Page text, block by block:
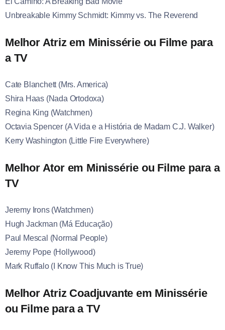
Unbreakable Kimmy Schmidt: Kimmy vs. The Reverend
Melhor Atriz em Minissérie ou Filme para
a TV
Cate Blanchett (Mrs. America)
Shira Haas (Nada Ortodoxa)
Regina King (Watchmen)
Octavia Spencer (A Vida e a História de Madam C.J. Walker)
Kerry Washington (Little Fire Everywhere)
Melhor Ator em Minissérie ou Filme para a
TV
Jeremy Irons (Watchmen)
Hugh Jackman (Má Educação)
Paul Mescal (Normal People)
Jeremy Pope (Hollywood)
Mark Ruffalo (I Know This Much is True)
Melhor Atriz Coadjuvante em Minissérie
ou Filme para a TV